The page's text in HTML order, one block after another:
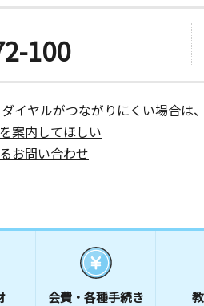
日
ビル
Ａ
100
イヤルがつながりにくい場合は
案内してほしい
お問い合わせ
会費・ 各種手続き